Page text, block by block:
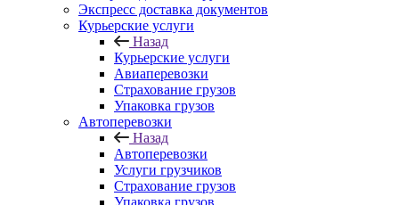
Экспресс доставка документов
Курьерские услуги
Назад
Курьерские услуги
Авиаперевозки
Страхование грузов
Упаковка грузов
Автоперевозки
Назад
Автоперевозки
Услуги грузчиков
Страхование грузов
Упаковка грузов